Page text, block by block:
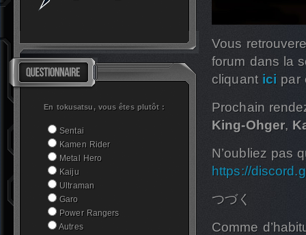
En tokusatsu, vous êtes plutôt :
Sentai
Kamen Rider
Metal Hero
Kaiju
Ultraman
Garo
Power Rangers
Autres
Vous
forum dans la
cliquant ici par
Prochain
King-Ohger,
N’oubliez pas
https://
つづく
Comme